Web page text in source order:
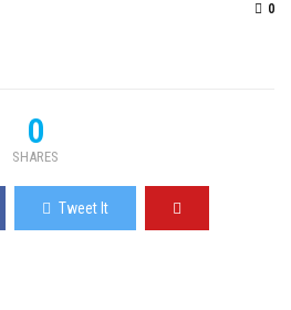
0
0
SHARES
Tweet It